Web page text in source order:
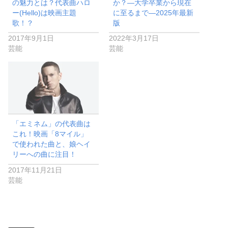
の魅力とは？代表曲ハロ
ー(Hello)は映画主題
歌！？
2017年9月1日
芸能
か？―大学卒業から現在
に至るまで―2025年最新
版
2022年3月17日
芸能
「エミネム」の代表曲は
これ！映画「8マイル」
で使われた曲と、娘ヘイ
リーへの曲に注目！
2017年11月21日
芸能